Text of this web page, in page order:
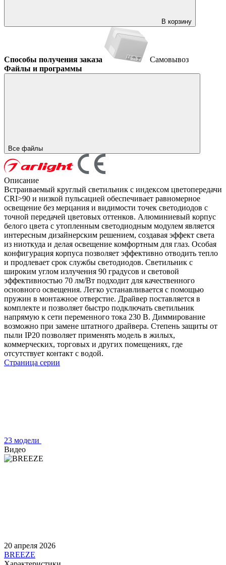
В корзину
Способы получения заказа
Самовывоз
Файлы и программы
Все файлы
Описание
Встраиваемый круглый светильник с индексом цветопередачи
CRI>90 и низкой пульсацией обеспечивает равномерное
освещение без мерцания и видимости точек светодиодов с
точной передачей цветовых оттенков. Алюминиевый корпус
белого цвета с утопленным светодиодным модулем является
интересным дизайнерским решением, создавая эффект света
из ниоткуда и делая освещение комфортным для глаз. Особая
конфигурация корпуса позволяет эффективно отводить тепло
и продлевает срок службы светодиодов. Светильник с
широким углом излучения 90 градусов и световой
эффективностью 70 лм/Вт подходит для качественного
основного освещения. Легко устанавливается с помощью
пружин в монтажное отверстие. Драйвер поставляется в
комплекте и позволяет быстро подключать светильник
напрямую к сети переменного тока 230 В. Диммирование
возможно при замене штатного драйвера. Степень защиты от
пыли IP20 позволяет применять модель в жилых,
коммерческих, торговых и других помещениях, где
отсутствует контакт с водой.
Страница серии
23 модели
Видео
20 апреля 2026
BREEZE